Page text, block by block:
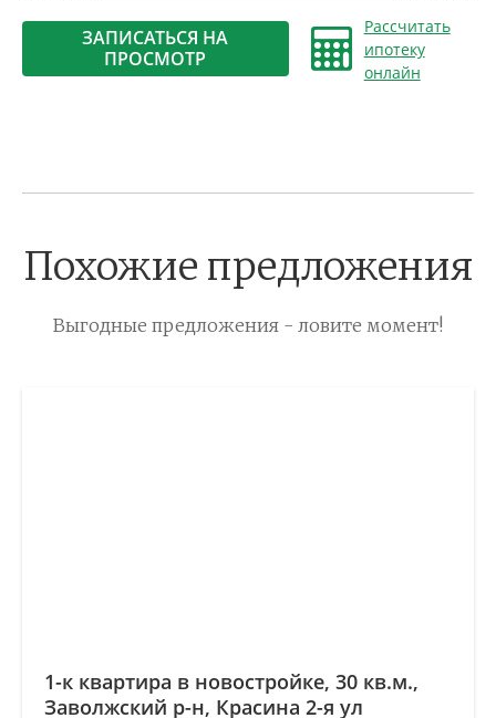
ЗАПИСАТЬСЯ НА
ПРОСМОТР
Рассчитать
ипотеку
онлайн
Похожие предложения
Выгодные предложения - ловите момент!
1-к квартира в новостройке, 30 кв.м.,
Заволжский р-н, Красина 2-я ул